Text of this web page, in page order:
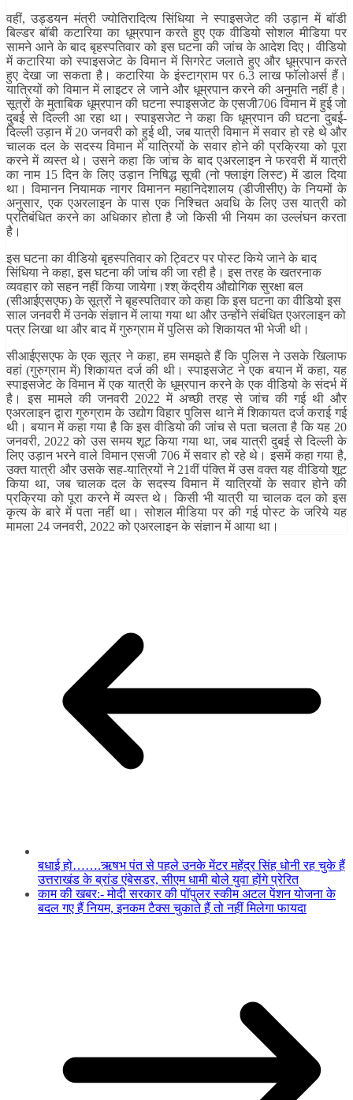
वहीं, उड्डयन मंत्री ज्योतिरादित्य सिंधिया ने स्पाइसजेट की उड़ान में बॉडी
बिल्डर बॉबी कटारिया का धूम्रपान करते हुए एक वीडियो सोशल मीडिया पर
सामने आने के बाद बृहस्पतिवार को इस घटना की जांच के आदेश दिए। वीडियो
में कटारिया को स्पाइसजेट के विमान में सिगरेट जलाते हुए और धूम्रपान करते
हुए देखा जा सकता है। कटारिया के इंस्टाग्राम पर 6.3 लाख फॉलोअर्स हैं।
यात्रियों को विमान में लाइटर ले जाने और धूम्रपान करने की अनुमति नहीं है।
सूत्रों के मुताबिक धूम्रपान की घटना स्पाइसजेट के एसजी706 विमान में हुई जो
दुबई से दिल्ली आ रहा था। स्पाइसजेट ने कहा कि धूम्रपान की घटना दुबई-
दिल्ली उड़ान में 20 जनवरी को हुई थी, जब यात्री विमान में सवार हो रहे थे और
चालक दल के सदस्य विमान में यात्रियों के सवार होने की प्रक्रिया को पूरा
करने में व्यस्त थे। उसने कहा कि जांच के बाद एअरलाइन ने फरवरी में यात्री
का नाम 15 दिन के लिए उड़ान निषिद्ध सूची (नो फ्लाइंग लिस्ट) में डाल दिया
था। विमानन नियामक नागर विमानन महानिदेशालय (डीजीसीए) के नियमों के
अनुसार, एक एअरलाइन के पास एक निश्चित अवधि के लिए उस यात्री को
प्रतिबंधित करने का अधिकार होता है जो किसी भी नियम का उल्लंघन करता
है।
इस घटना का वीडियो बृहस्पतिवार को ट्विटर पर पोस्ट किये जाने के बाद
सिंधिया ने कहा, इस घटना की जांच की जा रही है। इस तरह के खतरनाक
व्यवहार को सहन नहीं किया जायेगा।श्श् केंद्रीय औद्योगिक सुरक्षा बल
(सीआईएसएफ) के सूत्रों ने बृहस्पतिवार को कहा कि इस घटना का वीडियो इस
साल जनवरी में उनके संज्ञान में लाया गया था और उन्होंने संबंधित एअरलाइन को
पत्र लिखा था और बाद में गुरुग्राम में पुलिस को शिकायत भी भेजी थी।
सीआईएसएफ के एक सूत्र ने कहा, हम समझते हैं कि पुलिस ने उसके खिलाफ
वहां (गुरुग्राम में) शिकायत दर्ज की थी। स्पाइसजेट ने एक बयान में कहा, यह
स्पाइसजेट के विमान में एक यात्री के धूम्रपान करने के एक वीडियो के संदर्भ में
है। इस मामले की जनवरी 2022 में अच्छी तरह से जांच की गई थी और
एअरलाइन द्वारा गुरुग्राम के उद्योग विहार पुलिस थाने में शिकायत दर्ज कराई गई
थी। बयान में कहा गया है कि इस वीडियो की जांच से पता चलता है कि यह 20
जनवरी, 2022 को उस समय शूट किया गया था, जब यात्री दुबई से दिल्ली के
लिए उड़ान भरने वाले विमान एसजी 706 में सवार हो रहे थे। इसमें कहा गया है,
उक्त यात्री और उसके सह-यात्रियों ने 21वीं पंक्ति में उस वक्त यह वीडियो शूट
किया था, जब चालक दल के सदस्य विमान में यात्रियों के सवार होने की
प्रक्रिया को पूरा करने में व्यस्त थे। किसी भी यात्री या चालक दल को इस
कृत्य के बारे में पता नहीं था। सोशल मीडिया पर की गई पोस्ट के जरिये यह
मामला 24 जनवरी, 2022 को एअरलाइन के संज्ञान में आया था।
बधाई हो…….ऋषभ पंत से पहले उनके मेंटर महेंद्र सिंह धोनी रह चुके हैं
उत्तराखंड के ब्रांड एंबेसडर, सीएम धामी बोले युवा होंगे प्रेरित
काम की खबर:- मोदी सरकार की पॉपुलर स्कीम अटल पेंशन योजना के
बदल गए हैं नियम, इनकम टैक्स चुकाते हैं तो नहीं मिलेगा फायदा